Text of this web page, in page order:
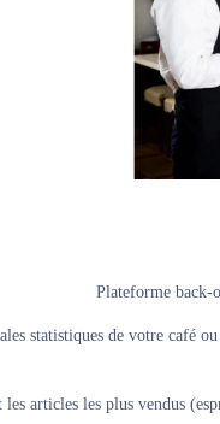
Plateforme back-
statistiques de votre café
articles les plus vendus